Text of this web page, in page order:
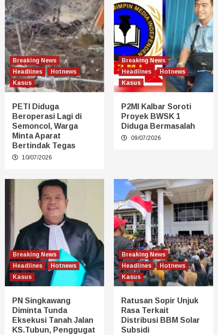
Breaking News
Headlines
Hotnews
Kasus
PETI Diduga
Beroperasi Lagi di
Semoncol, Warga
Minta Aparat
Bertindak Tegas
10/07/2026
Breaking News
Headlines
Hotnews
Kasus
P2MI Kalbar Soroti
Proyek BWSK 1
Diduga Bermasalah
09/07/2026
Breaking News
Headlines
Hotnews
Kasus
PN Singkawang
Diminta Tunda
Eksekusi Tanah Jalan
KS.Tubun, Penggugat
Breaking News
Headlines
Hotnews
Kasus
Ratusan Sopir Unjuk
Rasa Terkait
Distribusi BBM Solar
Subsidi